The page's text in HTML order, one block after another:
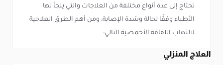
تحتاج إلى عدة أنواع مختلفة من العلاجات والتي يلجأ لها
الأطباء وفقًا لحالة وشدة الإصابة، ومن أهم الطرق العلاجية
لالتهاب اللفافة الأخمصية التالي:
العلاج المنزلي